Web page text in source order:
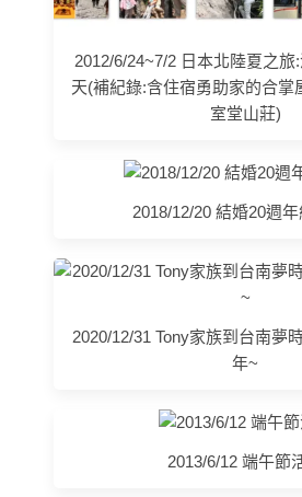
2012/6/24~7/2 日本北陸夏之旅
天(補紀錄:含住宿勇助家的合掌
室堂山莊)
2018/12/20 結婚20週
2020/12/31 Tony家族到台南夢
年~
2013/6/12 端午節